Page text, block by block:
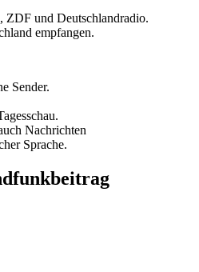
ZDF und Deutschlandradio.
empfangen.
Sender.
Nachrichten
Sprache.